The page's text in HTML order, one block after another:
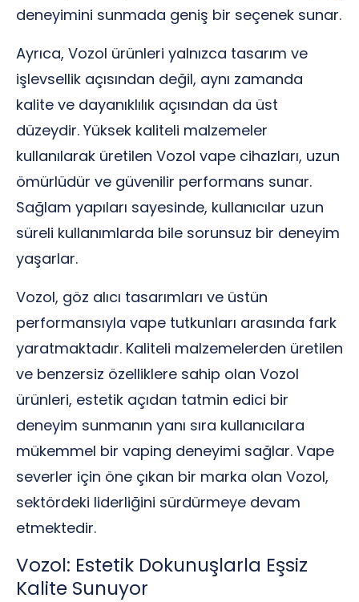
deneyimini sunmada geniş bir seçenek sunar.
Ayrıca, Vozol ürünleri yalnızca tasarım ve
işlevsellik açısından değil, aynı zamanda
kalite ve dayanıklılık açısından da üst
düzeydir. Yüksek kaliteli malzemeler
kullanılarak üretilen Vozol vape cihazları, uzun
ömürlüdür ve güvenilir performans sunar.
Sağlam yapıları sayesinde, kullanıcılar uzun
süreli kullanımlarda bile sorunsuz bir deneyim
yaşarlar.
Vozol, göz alıcı tasarımları ve üstün
performansıyla vape tutkunları arasında fark
yaratmaktadır. Kaliteli malzemelerden üretilen
ve benzersiz özelliklere sahip olan Vozol
ürünleri, estetik açıdan tatmin edici bir
deneyim sunmanın yanı sıra kullanıcılara
mükemmel bir vaping deneyimi sağlar. Vape
severler için öne çıkan bir marka olan Vozol,
sektördeki liderliğini sürdürmeye devam
etmektedir.
Vozol: Estetik Dokunuşlarla Eşsiz
Kalite Sunuyor